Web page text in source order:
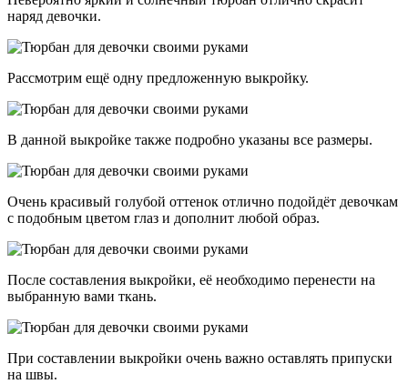
наряд девочки.
Рассмотрим ещё одну предложенную выкройку.
В данной выкройке также подробно указаны все размеры.
Очень красивый голубой оттенок отлично подойдёт девочкам
с подобным цветом глаз и дополнит любой образ.
После составления выкройки, её необходимо перенести на
выбранную вами ткань.
При составлении выкройки очень важно оставлять припуски
на швы.